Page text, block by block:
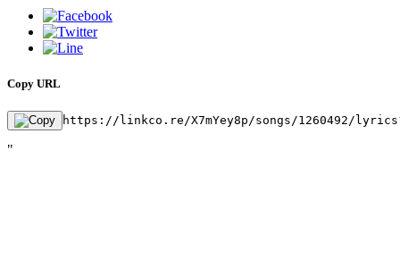
Copy URL
https://linkco.re/X7mYey8p/songs/1260492/
"